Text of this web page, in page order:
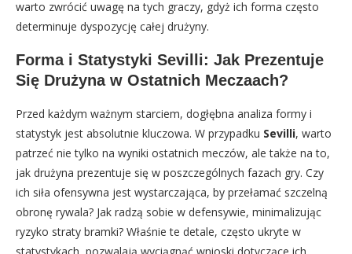
warto zwrócić uwagę na tych graczy, gdyż ich forma często
determinuje dyspozycję całej drużyny.
Forma i Statystyki Sevilli: Jak Prezentuje
Się Drużyna w Ostatnich Meczaach?
Przed każdym ważnym starciem, dogłębna analiza formy i
statystyk jest absolutnie kluczowa. W przypadku Sevilli, warto
patrzeć nie tylko na wyniki ostatnich meczów, ale także na to,
jak drużyna prezentuje się w poszczególnych fazach gry. Czy
ich siła ofensywna jest wystarczająca, by przełamać szczelną
obronę rywala? Jak radzą sobie w defensywie, minimalizując
ryzyko straty bramki? Właśnie te detale, często ukryte w